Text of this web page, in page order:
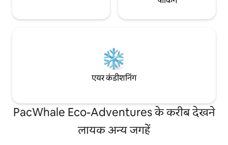
एयर कंडीशनिंग
PacWhale Eco-Adventures के करीब देखने
लायक अन्य जगहें